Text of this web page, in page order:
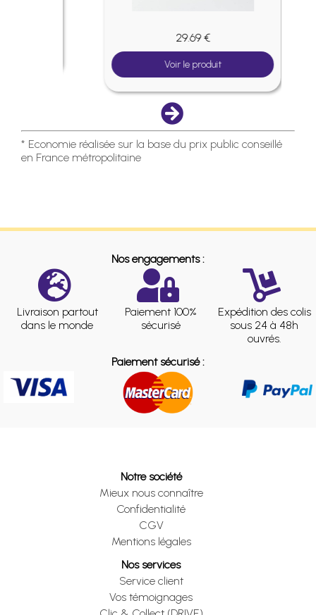
29.69 €
Voir le produit
* Economie réalisée sur la base du prix public conseillé
en France métropolitaine
Nos engagements :
Livraison partout
dans le monde
Paiement 100%
sécurisé
Expédition des colis
sous 24 à 48h
ouvrés.
Paiement sécurisé :
Notre société
Mieux nous connaître
Confidentialité
CGV
Mentions légales
Nos services
Service client
Vos témoignages